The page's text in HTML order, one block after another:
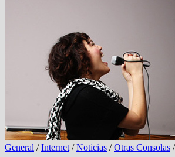
General /Internet /Noticias /Otras Consolas /